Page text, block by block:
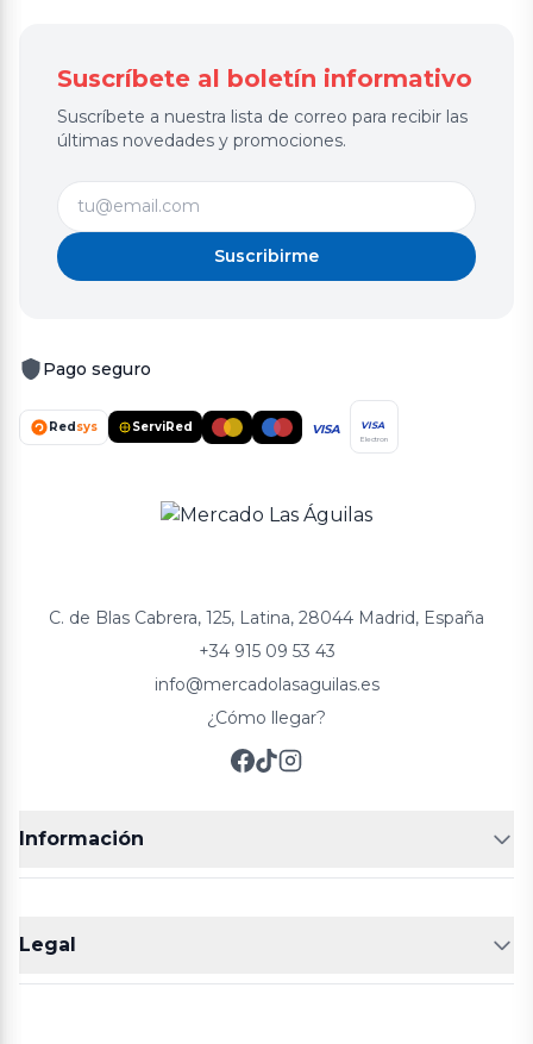
Suscríbete al boletín informativo
Suscríbete a nuestra lista de correo para recibir las
últimas novedades y promociones.
Suscribirme
Pago seguro
Redsys ServiRed VISA VISA
Electron
C. de Blas Cabrera, 125, Latina, 28044 Madrid, España
+34 915 09 53 43
info@mercadolasaguilas.es
¿Cómo llegar?
Información
FRUTERÍAS
POLLERÍA
CHARCUTERIA
Legal
Aviso legal